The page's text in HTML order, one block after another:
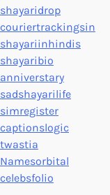
shayaridrop
couriertrackingsin
shayariinhindis
shayaribio
anniverstary
sadshayarilife
simregister
captionslogic
twastia
Namesorbital
celebsfolio